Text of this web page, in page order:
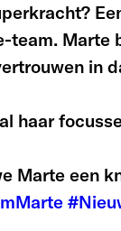
team. Marte
in
haar
Marte een